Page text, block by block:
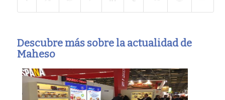
Descubre más sobre la actualidad de
Maheso